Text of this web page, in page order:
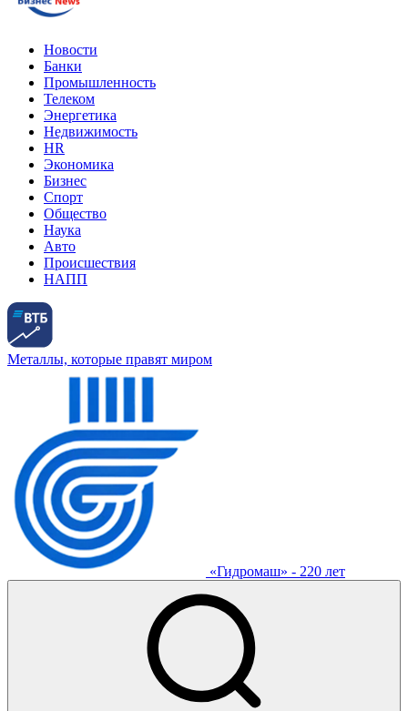
Новости
Банки
Промышленность
Телеком
Энергетика
Недвижимость
HR
Экономика
Бизнес
Спорт
Общество
Наука
Авто
Происшествия
НАПП
Металлы, которые правят миром
«Гидромаш» - 220 лет